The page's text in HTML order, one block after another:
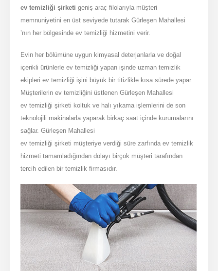
ev temizliği şirketigeniş araç filolarıyla müşteri
memnuniyetini en üst seviyede tutarak Gürleşen Mahallesi
’nın her bölgesinde ev temizliği hizmetini verir.
Evin her bölümüne uygun kimyasal deterjanlarla ve doğal
içerikli ürünlerle ev temizliği yapan işinde uzman temizlik
ekipleri ev temizliği işini büyük bir titizlikle kısa sürede yapar.
Müşterilerin ev temizliğini üstlenen Gürleşen Mahallesi
ev temizliği şirketi koltuk ve halı yıkama işlemlerini de son
teknolojili makinalarla yaparak birkaç saat içinde kurumalarını
sağlar. Gürleşen Mahallesi
ev temizliği şirketi müşteriye verdiği süre zarfında ev temizlik
hizmeti tamamladığından dolayı birçok müşteri tarafından
tercih edilen bir temizlik firmasıdır.